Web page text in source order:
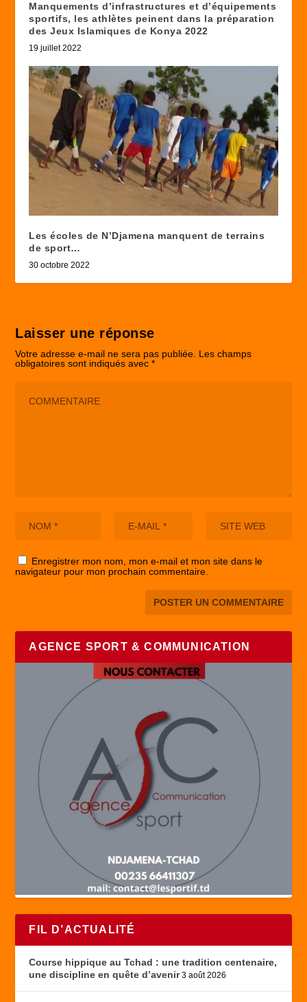
Manquements d’infrastructures et d’équipements
sportifs, les athlètes peinent dans la préparation
des Jeux Islamiques de Konya 2022
19 juillet 2022
Les écoles de N’Djamena manquent de terrains
de sport…
30 octobre 2022
Laisser une réponse
Votre adresse e-mail ne sera pas publiée. Les champs
obligatoires sont indiqués avec*
Enregistrer mon nom, mon e-mail et mon site dans le
navigateur pour mon prochain commentaire.
AGENCE SPORT & COMMUNICATION
FIL D’ACTUALITÉ
Course hippique au Tchad : une tradition centenaire,
une discipline en quête d’avenir 3 août 2026